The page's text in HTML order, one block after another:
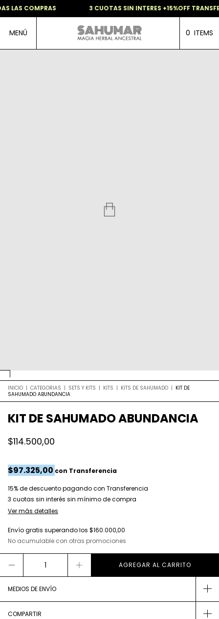
LAS COMPRAS 3 CUOTAS SIN INTERES +15%OFF
MENÚ 0 ITEMS
INICIO | CATEGORIAS | SETS Y KITS | KITS | KITS DE SAHUMADO | KIT DE
SAHUMADO ABUNDANCIA
KIT DE SAHUMADO ABUNDANCIA
$114.500,00
$97.325,00 con Transferencia
15% de descuentopagando con Transferencia
Ver más detalles
Envío gratis superando los $160.000,00
No acumulable con otras promociones
MEDIOS DE ENVÍO
COMPARTIR